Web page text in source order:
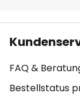
FAQ &
Bestellstatus